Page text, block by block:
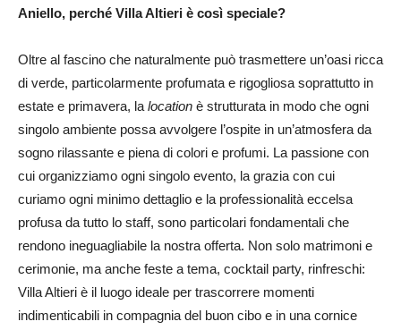
Aniello, perché Villa Altieri è così speciale?
Oltre al fascino che naturalmente può trasmettere un’oasi ricca
di verde, particolarmente profumata e rigogliosa soprattutto in
estate e primavera, la location è strutturata in modo che ogni
singolo ambiente possa avvolgere l’ospite in un’atmosfera da
sogno rilassante e piena di colori e profumi. La passione con
cui organizziamo ogni singolo evento, la grazia con cui
curiamo ogni minimo dettaglio e la professionalità eccelsa
profusa da tutto lo staff, sono particolari fondamentali che
rendono ineguagliabile la nostra offerta. Non solo matrimoni e
cerimonie, ma anche feste a tema, cocktail party, rinfreschi:
Villa Altieri è il luogo ideale per trascorrere momenti
indimenticabili in compagnia del buon cibo e in una cornice